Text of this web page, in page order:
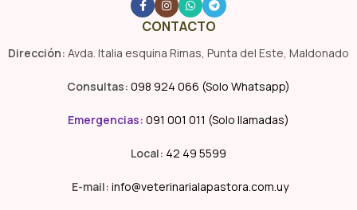
CONTACTO
Dirección: Avda. Italia esquina Rimas, Punta del Este, Maldonado
Consultas: 098 924 066 (Solo Whatsapp)
Emergencias: 091 001 011 (Solo llamadas)
Local: 42 49 5599
E-mail: info@veterinarialapastora.com.uy